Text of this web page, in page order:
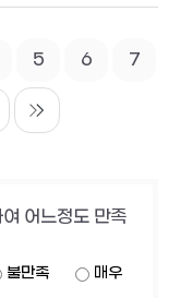
5 6 7
어느정도 만족
불만족
매우